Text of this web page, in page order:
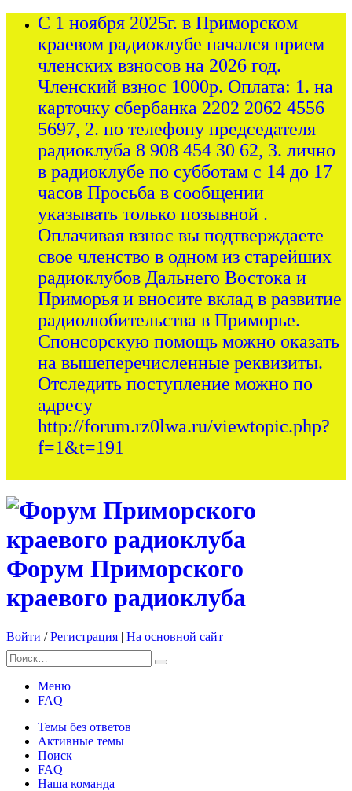
С 1 ноября 2025г. в Приморском
краевом радиоклубе начался прием
членских взносов на 2026 год.
Членский взнос 1000р. Оплата: 1. на
карточку сбербанка 2202 2062 4556
5697, 2. по телефону председателя
радиоклуба 8 908 454 30 62, 3. лично
в радиоклубе по субботам с 14 до 17
часов Просьба в сообщении
указывать только позывной .
Оплачивая взнос вы подтверждаете
свое членство в одном из старейших
радиоклубов Дальнего Востока и
Приморья и вносите вклад в развитие
радиолюбительства в Приморье.
Спонсорскую помощь можно оказать
на вышеперечисленные реквизиты.
Отследить поступление можно по
адресу
http://forum.rz0lwa.ru/viewtopic.php?
f=1&t=191
Форум Приморского
краевого радиоклуба
Войти /Регистрация | На основной сайт
Меню
FAQ
Темы без ответов
Активные темы
Поиск
FAQ
Наша команда